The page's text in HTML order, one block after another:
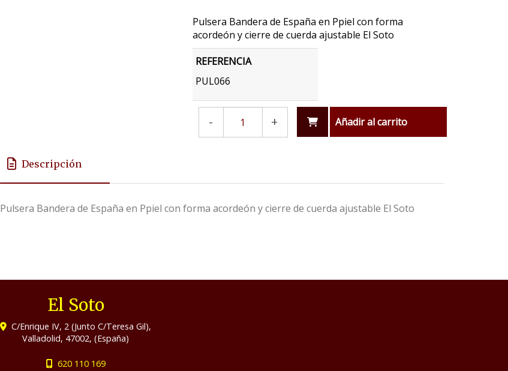
Pulsera Bandera de España en Ppiel con forma
acordeón y cierre de cuerda ajustable El Soto
REFERENCIA
PUL066
- + Añadir al carrito
Descripción
Pulsera Bandera de España en Ppiel con forma acordeón y cierre de cuerda ajustable El Soto
El Soto
C/Enrique IV, 2 (Junto C/Teresa Gil),
Valladolid, 47002,(España)
620 110 169